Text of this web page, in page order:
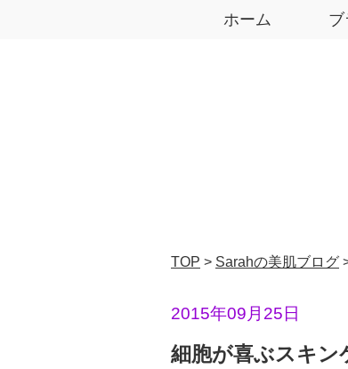
ホーム
TOP > Sarahの美肌ブログ
2015年09月25日
細胞が喜ぶスキン